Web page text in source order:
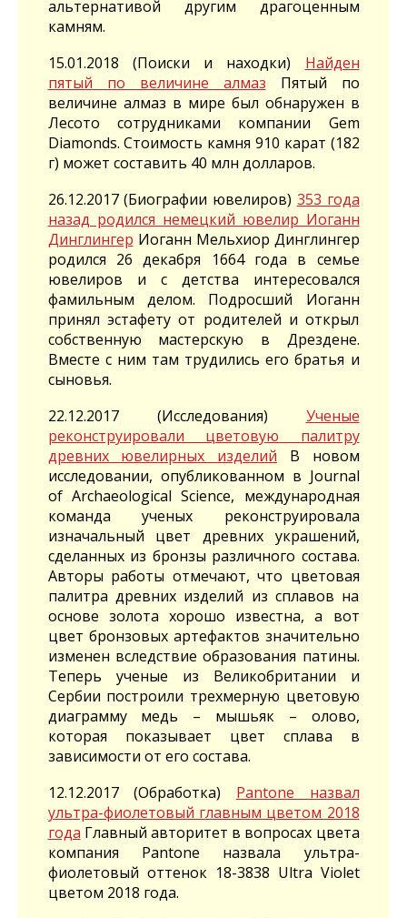
альтернативой другим драгоценным
камням.
15.01.2018 (Поиски и находки) Найден
пятый по величине алмаз Пятый по
величине алмаз в мире был обнаружен в
Лесото сотрудниками компании Gem
Diamonds. Стоимость камня 910 карат (182
г) может составить 40 млн долларов.
26.12.2017 (Биографии ювелиров) 353 года
назад родился немецкий ювелир Иоганн
Динглингер Иоганн Мельхиор Динглингер
родился 26 декабря 1664 года в семье
ювелиров и с детства интересовался
фамильным делом. Подросший Иоганн
принял эстафету от родителей и открыл
собственную мастерскую в Дрездене.
Вместе с ним там трудились его братья и
сыновья.
22.12.2017 (Исследования) Ученые
реконструировали цветовую палитру
древних ювелирных изделий В новом
исследовании, опубликованном в Journal
of Archaeological Science, международная
команда ученых реконструировала
изначальный цвет древних украшений,
сделанных из бронзы различного состава.
Авторы работы отмечают, что цветовая
палитра древних изделий из сплавов на
основе золота хорошо известна, а вот
цвет бронзовых артефактов значительно
изменен вследствие образования патины.
Теперь ученые из Великобритании и
Сербии построили трехмерную цветовую
диаграмму медь – мышьяк – олово,
которая показывает цвет сплава в
зависимости от его состава.
12.12.2017 (Обработка) Pantone назвал
ультра-фиолетовый главным цветом 2018
года Главный авторитет в вопросах цвета
компания Pantone назвала ультра-
фиолетовый оттенок 18-3838 Ultra Violet
цветом 2018 года.